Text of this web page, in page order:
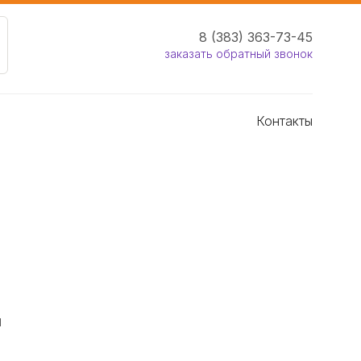
8 (383) 363-73-45
заказать обратный звонок
Контакты